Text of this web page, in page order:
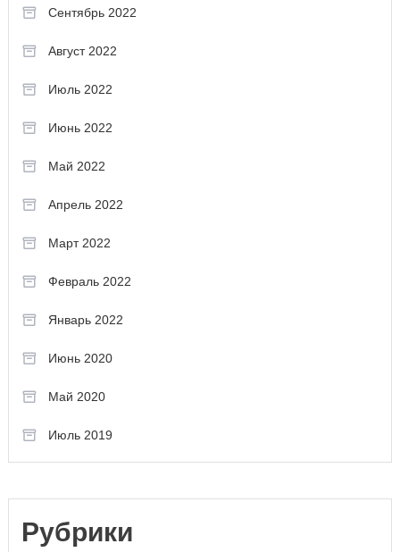
Сентябрь 2022
Август 2022
Июль 2022
Июнь 2022
Май 2022
Апрель 2022
Март 2022
Февраль 2022
Январь 2022
Июнь 2020
Май 2020
Июль 2019
Рубрики